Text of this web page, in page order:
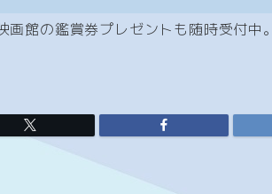
画館の鑑賞券プレゼントも随時受付中